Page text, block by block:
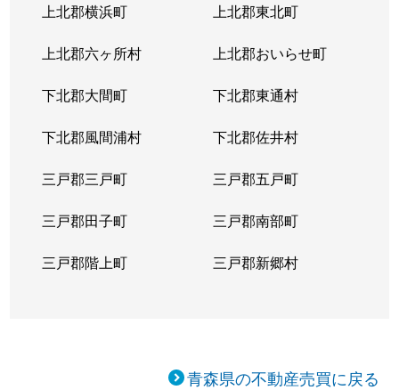
上北郡横浜町 上北郡東北町
上北郡六ヶ所村 上北郡おいらせ町
下北郡大間町 下北郡東通村
下北郡風間浦村 下北郡佐井村
三戸郡三戸町 三戸郡五戸町
三戸郡田子町 三戸郡南部町
三戸郡階上町 三戸郡新郷村
青森県の不動産売買に戻る